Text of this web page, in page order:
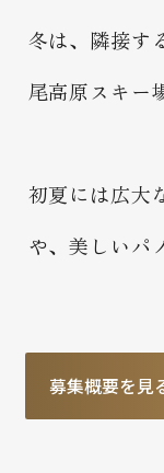
冬は、隣接す
尾高原スキー
初夏には広大
や、美しいパ
募集概要を見